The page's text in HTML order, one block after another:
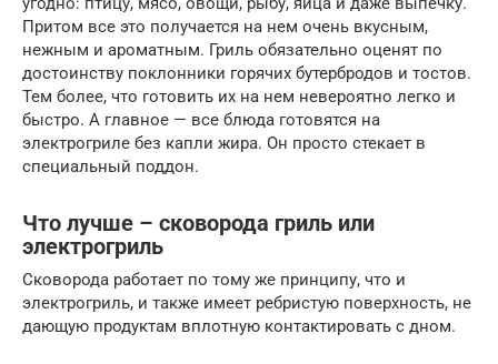
Притом все это получается на нем очень вкусным,
нежным и ароматным. Гриль обязательно оценят по
достоинству поклонники горячих бутербродов и тостов.
Тем более, что готовить их на нем невероятно легко и
быстро. А главное — все блюда готовятся на
электрогриле без капли жира. Он просто стекает в
специальный поддон.
Что лучше – сковорода гриль или
электрогриль
Сковорода работает по тому же принципу, что и
электрогриль, и также имеет ребристую поверхность, не
дающую продуктам вплотную контактировать с дном.